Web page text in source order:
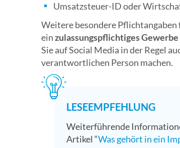
Umsatzsteuer-ID oder
Weitere besondere Pflichtangaben
einzulassungspflichtiges Gewerbe
Sie auf Social Media in der Regel
verantwortlichen Person machen.
LESEEMPFEHLUNG
Weiterführende
Artikel “Was gehört in ein